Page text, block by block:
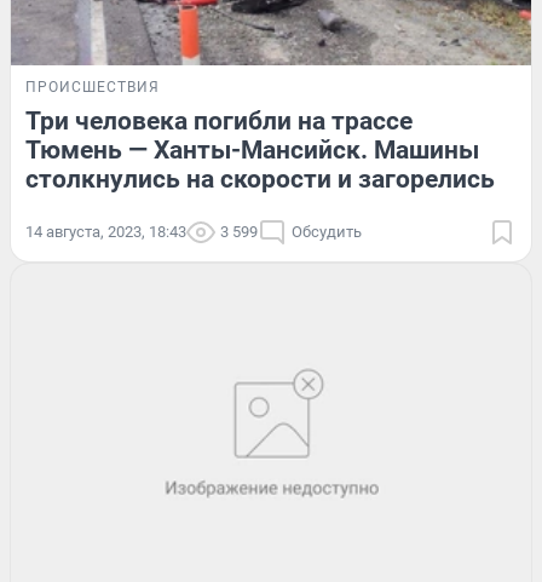
ПРОИСШЕСТВИЯ
Три человека погибли на трассе
Тюмень — Ханты-Мансийск. Машины
столкнулись на скорости и загорелись
14 августа, 2023, 18:43 3 599 Обсудить